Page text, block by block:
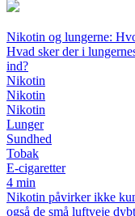
Nikotin og lungerne:
Hvad sker der i
ind?
Nikotin
Nikotin
Nikotin
Lunger
Sundhed
Tobak
E-cigaretter
4 min
Nikotin påvirker ikke
også de små luftveje